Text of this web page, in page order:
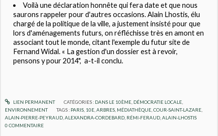
Voilà une déclaration honnête qui fera date et que nous
saurons rappeler pour d'autres occasions. Alain Lhostis, élu
chargé de la politique de la ville, a justement insisté pour que
lors d'aménagements futurs, on réfléchisse très en amont en
associant tout le monde, citant l'exemple du futur site de
Fernand Widal. « La gestion d'un dossier est à revoir,
pensons y pour 2014", a-t-il conclu.
LIEN PERMANENT CATÉGORIES : DANS LE 10ÈME, DÉMOCRATIE LOCALE,
ENVIRONNEMENT
TAGS : PARIS 10E ,ARBRES MÉDIATHÈQUE ,COUR-SAINT-LAZARE
ALAIN-PIERRE-PEYRAUD ,ALEXANDRA-CORDEBARD RÉMI-FERAUD ,ALAIN-LHOSTIS
0 COMMENTAIRE